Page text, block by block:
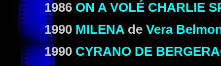
1986 ON A VOLÉ CHARLIE
1990 MILENA de Vera
1990 CYRANO DE